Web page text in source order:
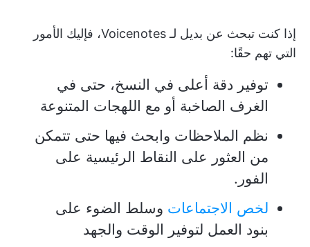
إذا كنت تبحث عن بديل لـ Voicenotes، فإليك الأمور
التي تهم حقًا:
توفير دقة أعلى في النسخ، حتى في
الغرف الصاخبة أو مع اللهجات المتنوعة
نظم الملاحظات وابحث فيها حتى تتمكن
من العثور على النقاط الرئيسية على
الفور.
لخص الاجتماعات وسلط الضوء على
بنود العمل لتوفير الوقت والجهد